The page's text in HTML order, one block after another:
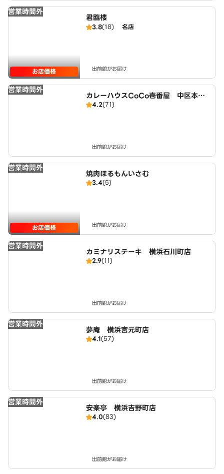
営業時間外
お店価格
君臨楼
3.8(18) 名店
出前館がお届け
営業時間外
カレーハウスCoCo壱番屋 中区本町
店（SD）
4.2(71)
出前館がお届け
営業時間外
お店価格
焼肉ほるもんいさむ
3.4(5)
出前館がお届け
営業時間外
カミナリステーキ 横浜石川町店
2.9(11)
出前館がお届け
営業時間外
夢庵 横浜宮元町店
4.1(57)
出前館がお届け
営業時間外
安楽亭 横浜吉野町店
4.0(83)
出前館がお届け